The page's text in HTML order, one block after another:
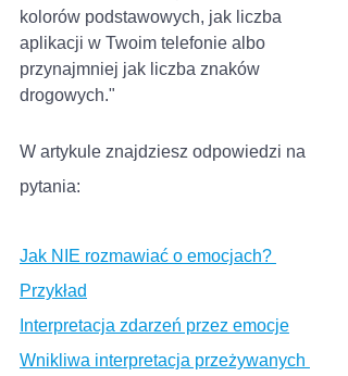
kolorów podstawowych, jak liczba
aplikacji w Twoim telefonie albo
przynajmniej jak liczba znaków
drogowych."
W artykule znajdziesz odpowiedzi na
pytania:
Jak NIE rozmawiać o emocjach?
Przykład
Interpretacja zdarzeń przez emocje
Wnikliwa interpretacja przeżywanych